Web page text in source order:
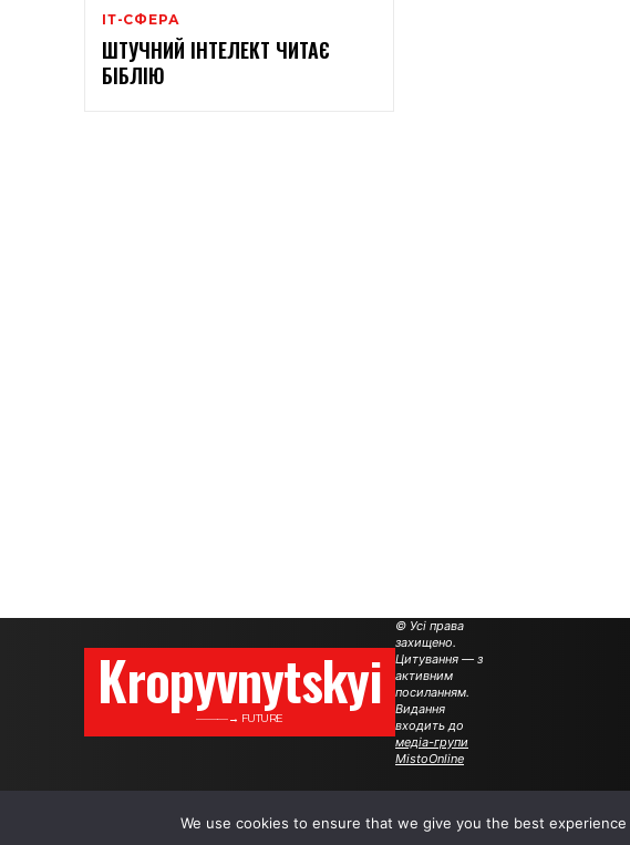
ІТ-СФЕРА
ШТУЧНИЙ ІНТЕЛЕКТ ЧИТАЄ
БІБЛІЮ
Kropyvnytskyi
———→ FUTURE
© Усі права
захищено.
Цитування — з
активним
посиланням.
Видання
входить до
медіа-групи
MistoOnline
We use cookies to ensure that we give you the best